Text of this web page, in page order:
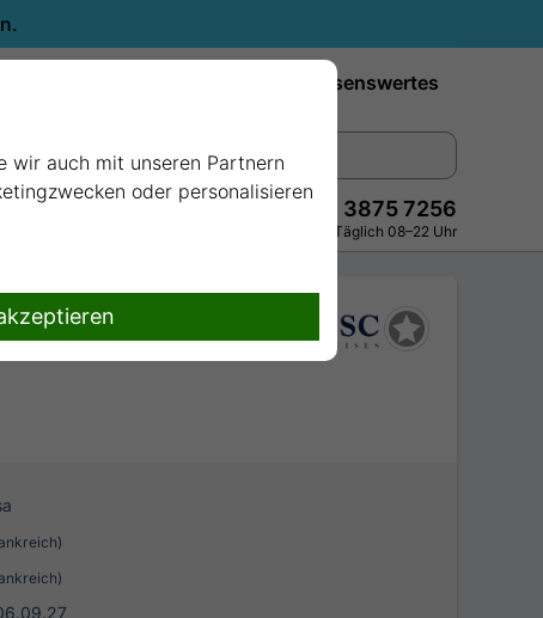
Wissenswertes
+49 228 3875 7256
Persönlich · Kostenlos · Täglich 08–22 Uhr
wir auch mit unseren Partnern
oder personalisieren